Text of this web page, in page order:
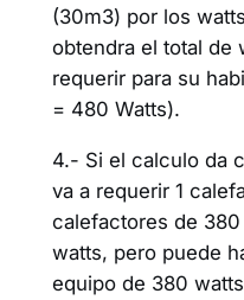
(30m3) por los
obtendra el total de
requerir para su
= 480 Watts).
4.- Si el calculo da
va a requerir 1
calefactores de
watts, pero puede
equipo de 380